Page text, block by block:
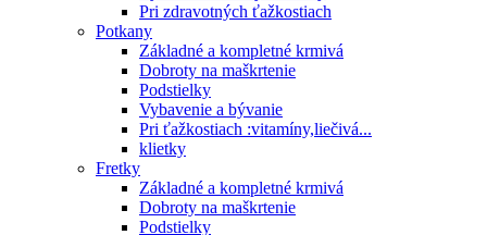
Pri zdravotných ťažkostiach
Potkany
Základné a kompletné krmivá
Dobroty na maškrtenie
Podstielky
Vybavenie a bývanie
Pri ťažkostiach :vitamíny,liečivá...
klietky
Fretky
Základné a kompletné krmivá
Dobroty na maškrtenie
Podstielky